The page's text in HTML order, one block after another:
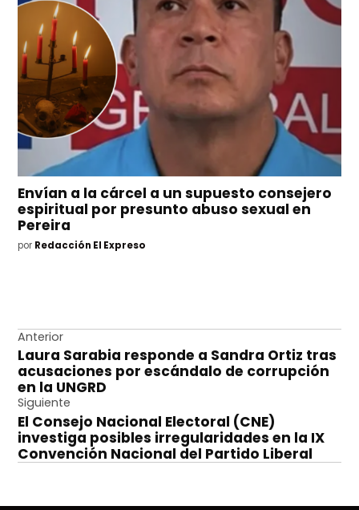
Envían a la cárcel a un supuesto consejero
espiritual por presunto abuso sexual en
Pereira
por Redacción El Expreso
Navegación
de
entradas
Anterior
Laura Sarabia responde a Sandra Ortiz tras
acusaciones por escándalo de corrupción
en la UNGRD
Siguiente
El Consejo Nacional Electoral (CNE)
investiga posibles irregularidades en la IX
Convención Nacional del Partido Liberal